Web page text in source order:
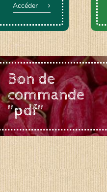
Accéder
Bon de
commande
"pdf"